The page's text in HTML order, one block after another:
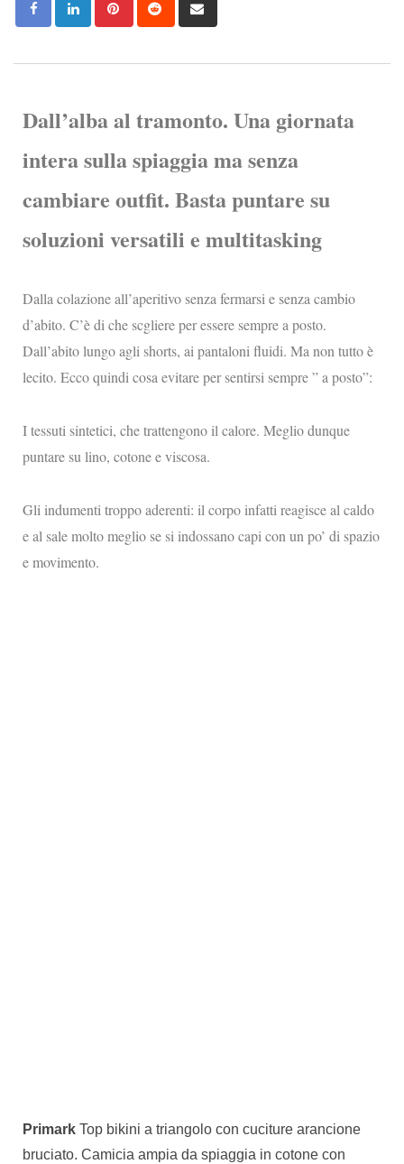
Dall’alba al tramonto. Una giornata
intera sulla spiaggia ma senza
cambiare outfit. Basta puntare su
soluzioni versatili e multitasking
Dalla colazione all’aperitivo senza fermarsi e senza cambio
d’abito. C’è di che scgliere per essere sempre a posto.
Dall’abito lungo agli shorts, ai pantaloni fluidi. Ma non tutto è
lecito. Ecco quindi cosa evitare per sentirsi sempre ” a posto”:
I tessuti sintetici, che trattengono il calore. Meglio dunque
puntare su lino, cotone e viscosa.
Gli indumenti troppo aderenti: il corpo infatti reagisce al caldo
e al sale molto meglio se si indossano capi con un po’ di spazio
e movimento.
Primark Top bikini a triangolo con cuciture arancione
bruciato. Camicia ampia da spiaggia in cotone con